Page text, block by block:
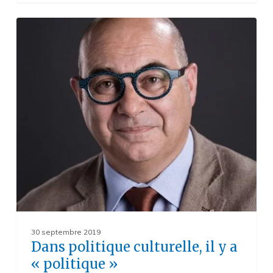
Dans
30 septembre 2019
Dans politique culturelle, il y a
« politique »
0